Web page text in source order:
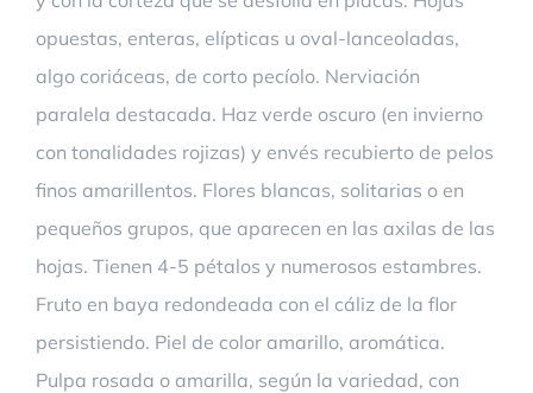
opuestas, enteras, elípticas u oval-lanceoladas,
algo coriáceas, de corto pecíolo. Nerviación
paralela destacada. Haz verde oscuro (en invierno
con tonalidades rojizas) y envés recubierto de pelos
finos amarillentos. Flores blancas, solitarias o en
pequeños grupos, que aparecen en las axilas de las
hojas. Tienen 4-5 pétalos y numerosos estambres.
Fruto en baya redondeada con el cáliz de la flor
persistiendo. Piel de color amarillo, aromática.
Pulpa rosada o amarilla, según la variedad, con